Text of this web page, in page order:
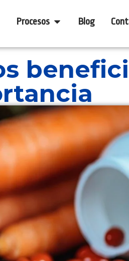
Procesos Blog